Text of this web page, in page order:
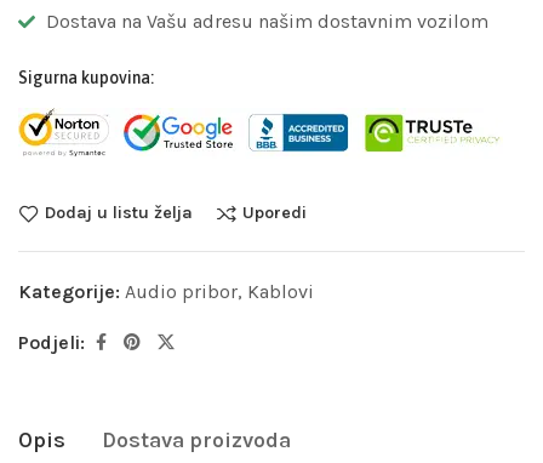
Dostava na Vašu adresu našim dostavnim vozilom
Sigurna kupovina:
Dodaj u listu želja Uporedi
Kategorije: Audio pribor, Kablovi
Podjeli:
Opis Dostava proizvoda